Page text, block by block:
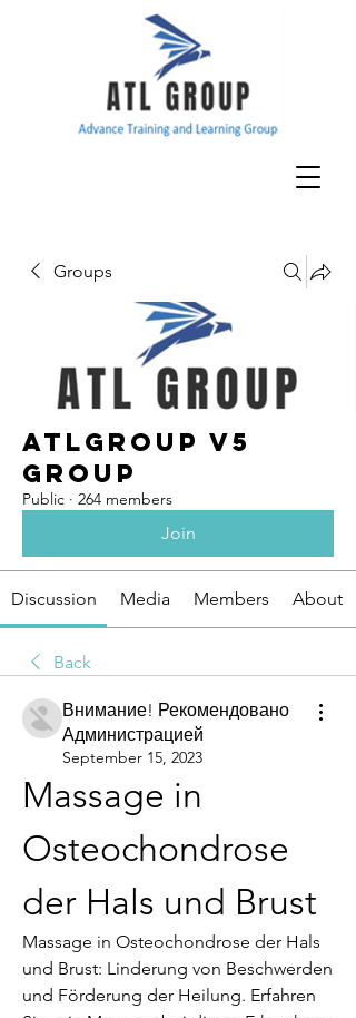
Groups
ATLGroup v5
Group
Public · 264 members
Join
Discussion Media Members About
Back
Внимание! Рекомендовано
Администрацией
September 15, 2023
Massage in
Osteochondrose
der Hals und Brust
Massage in Osteochondrose der Hals
und Brust: Linderung von Beschwerden
und Förderung der Heilung. Erfahren